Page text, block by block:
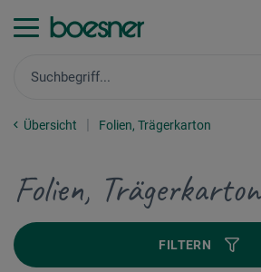
Übersicht Folien, Trägerkarton
Folien, Trägerkarton
FILTERN